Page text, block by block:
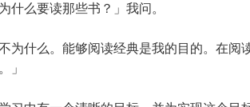
么要读那些书？」我问。
什么。能够阅读经典是我的目的。在阅
」